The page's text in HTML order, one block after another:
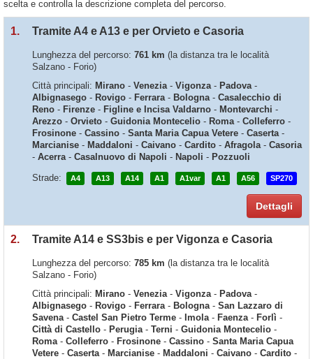
scelta e controlla la descrizione completa del percorso.
1. Tramite A4 e A13 e per Orvieto e Casoria
Lunghezza del percorso: 761 km (la distanza tra le località
Salzano - Forio)
Città principali: Mirano - Venezia- Vigonza- Padova-
Albignasego - Rovigo - Ferrara- Bologna- Casalecchio di
Reno - Firenze - Figline e Incisa Valdarno - Montevarchi -
Arezzo - Orvieto - Guidonia Montecelio - Roma- Colleferro -
Frosinone - Cassino - Santa Maria Capua Vetere - Caserta-
Marcianise - Maddaloni - Caivano - Cardito - Afragola- Casoria
- Acerra- Casalnuovo di Napoli - Napoli - Pozzuoli
Strade:
A4 A13 A14 A1 A1var A1 A56 SP270
Dettagli
2. Tramite A14 e SS3bis e per Vigonza e Casoria
Lunghezza del percorso: 785 km (la distanza tra le località
Salzano - Forio)
Città principali: Mirano - Venezia- Vigonza- Padova-
Albignasego - Rovigo - Ferrara- Bologna- San Lazzaro di
Savena- Castel San Pietro Terme - Imola- Faenza- Forlì -
Città di Castello - Perugia- Terni - Guidonia Montecelio -
Roma- Colleferro - Frosinone - Cassino - Santa Maria Capua
Vetere - Caserta- Marcianise - Maddaloni - Caivano - Cardito -